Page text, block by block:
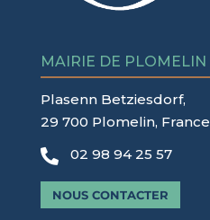
MAIRIE DE PLOMELIN
Plasenn Betziesdorf,
29 700 Plomelin, France
 02 98 94 25 57
NOUS CONTACTER